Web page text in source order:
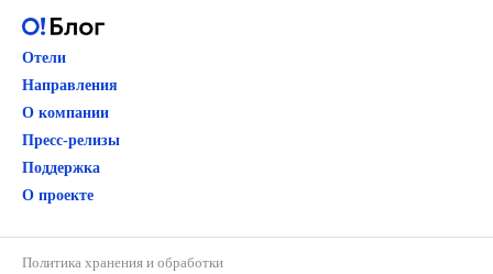
Отели
Направления
О компании
Пресс-релизы
Поддержка
О проекте
Политика хранения и обработки